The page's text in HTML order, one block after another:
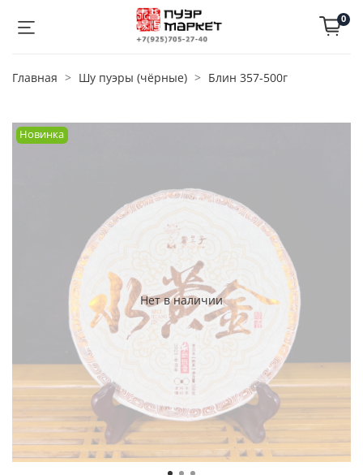
0
Главная Шу пуэры (чёрные) Блин 357-500г
Нет в наличии
Новинка